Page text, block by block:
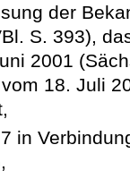
der
S. 393),
2001
18. Juli
in
,